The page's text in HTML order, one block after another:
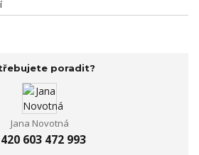
poradit?
Jana Novotná
603 472 993